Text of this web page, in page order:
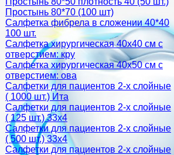
Простынь 80*70 (100 шт)
Салфетка фибрела в сложении 40*40
100 шт.
Салфетка хирургическая 40х40 см с
отверстием: кру
Салфетка хирургическая 40х50 см с
отверстием: ова
Салфетки для пациентов 2-х слойные
( 1000 шт.) Ита
Салфетки для пациентов 2-х слойные
( 125 шт.) 33х4
Салфетки для пациентов 2-х слойные
( 500 шт.) 33х4
Салфетки для пациентов 2-х слойные